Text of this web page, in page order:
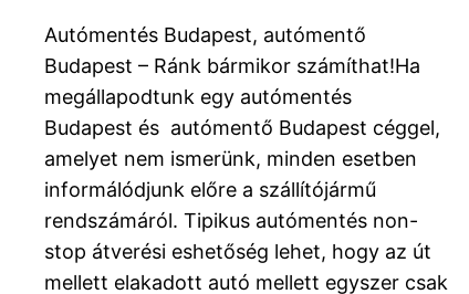
Autómentés Budapest, autómentő
Budapest – Ránk bármikor számíthat!Ha
megállapodtunk egy autómentés
Budapest és autómentő Budapest céggel,
amelyet nem ismerünk, minden esetben
informálódjunk előre a szállítójármű
rendszámáról. Tipikus autómentés non-
stop átverési eshetőség lehet, hogy az út
mellett elakadott autó mellett egyszer csak